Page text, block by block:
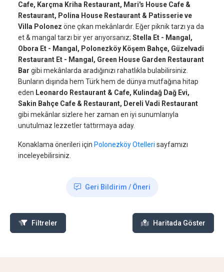
Cafe, Karçma Kriha Restaurant, Mari's House Cafe &
Restaurant, Polina House Restaurant & Patisserie ve
Villa Polonez öne çıkan mekânlardır. Eğer piknik tarzı ya da
et & mangal tarzı bir yer arıyorsanız; Stella Et - Mangal,
Obora Et - Mangal, Polonezköy Köşem Bahçe, Güzelvadi
Restaurant Et - Mangal, Green House Garden Restaurant
Bar gibi mekânlarda aradığınızı rahatlıkla bulabilirsiniz.
Bunların dışında hem Türk hem de dünya mutfağına hitap
eden Leonardo Restaurant & Cafe, Kulindağ Dağ Evi,
Sakin Bahçe Cafe & Restaurant, Dereli Vadi Restaurant
gibi mekânlar sizlere her zaman en iyi sunumlarıyla
unutulmaz lezzetler tattırmaya aday.
Konaklama önerileri için Polonezköy Otelleri sayfamızı
inceleyebilirsiniz.
Geri Bildirim / Öneri
Filtreler Haritada Göster